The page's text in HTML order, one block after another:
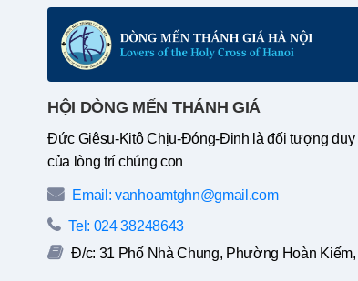
HỘI DÒNG MẾN THÁNH GIÁ
Đức Giêsu-Kitô Chịu-Đóng-Đinh là đối tượng duy
của lòng trí chúng con
Email: vanhoamtghn@gmail.com
Tel: 024 38248643
Đ/c: 31 Phố Nhà Chung, Phường Hoàn